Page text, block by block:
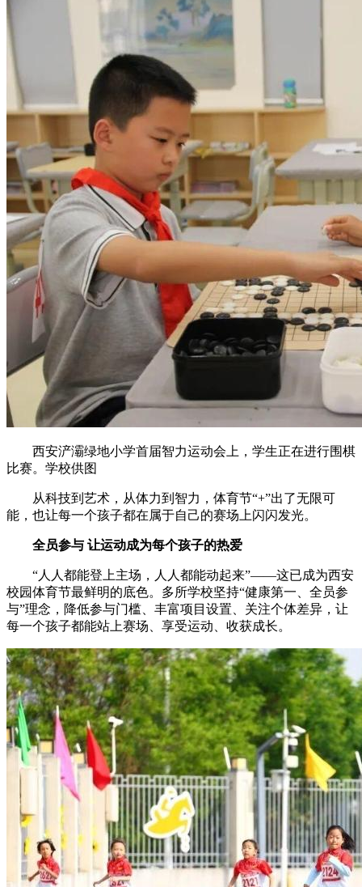
西安浐灞绿地小学首届智力运动会上，学生正在进行围棋
比赛。学校供图
从科技到艺术，从体力到智力，体育节“+”出了无限可
能，也让每一个孩子都在属于自己的赛场上闪闪发光。
全员参与 让运动成为每个孩子的热爱
“人人都能登上主场，人人都能动起来”——这已成为西安
校园体育节最鲜明的底色。多所学校坚持“健康第一、全员参
与”理念，降低参与门槛、丰富项目设置、关注个体差异，让
每一个孩子都能站上赛场、享受运动、收获成长。